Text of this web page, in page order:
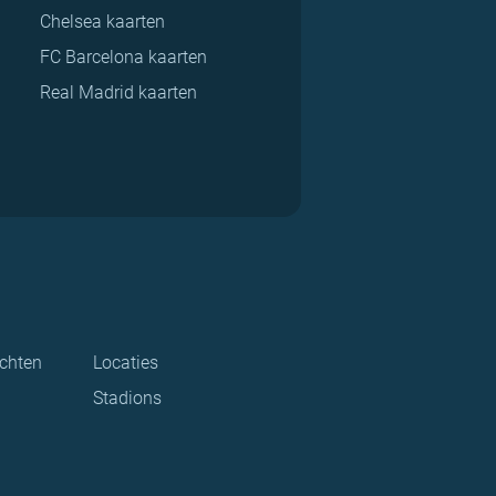
Chelsea kaarten
FC Barcelona kaarten
Real Madrid kaarten
Locaties
Stadions